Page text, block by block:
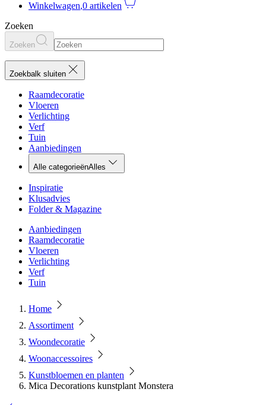
Winkelwagen,0 artikelen
Zoeken
Zoeken
Zoekbalk sluiten
Raamdecoratie
Vloeren
Verlichting
Verf
Tuin
Aanbiedingen
Alle categorieënAlles
Inspiratie
Klusadvies
Folder & Magazine
Aanbiedingen
Raamdecoratie
Vloeren
Verlichting
Verf
Tuin
Home
Assortiment
Woondecoratie
Woonaccessoires
Kunstbloemen en planten
Mica Decorations kunstplant Monstera